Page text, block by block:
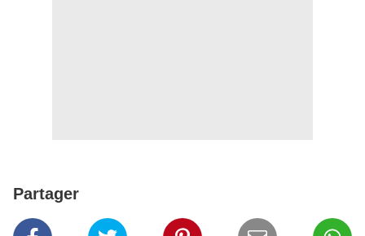
Partager